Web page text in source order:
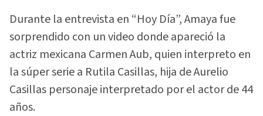
Durante la entrevista en “Hoy Día”, Amaya fue
sorprendido con un video donde apareció la
actriz mexicana Carmen Aub, quien interpreto en
la súper serie a Rutila Casillas, hija de Aurelio
Casillas personaje interpretado por el actor de 44
años.